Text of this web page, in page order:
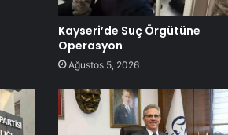
Kayseri’de Suç Örgütüne
Operasyon
Ağustos 5, 2026